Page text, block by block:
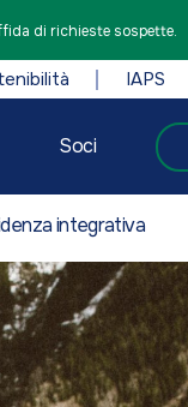
di richieste sospette.
IAPS
Soci
integrativa